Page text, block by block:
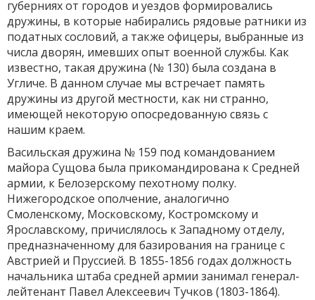
губерниях от городов и уездов формировались
дружины, в которые набирались рядовые ратники из
податных сословий, а также офицеры, выбранные из
числа дворян, имевших опыт военной службы. Как
известно, такая дружина (№ 130) была создана в
Угличе. В данном случае мы встречает память
дружины из другой местности, как ни странно,
имеющей некоторую опосредованную связь с
нашим краем.
Васильская дружина № 159 под командованием
майора Сущова была прикомандирована к Средней
армии, к Белозерскому пехотному полку.
Нижегородское ополчение, аналогично
Смоленскому, Московскому, Костромскому и
Ярославскому, причислялось к Западному отделу,
предназначенному для базирования на границе с
Австрией и Пруссией. В 1855-1856 годах должность
начальника штаба средней армии занимал генерал-
лейтенант Павел Алексеевич Тучков (1803-1864).